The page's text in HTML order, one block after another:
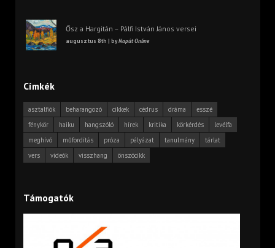
Ősz a Hargitán – Pálfi István János versei
augusztus 8th | byNapút Online
Címkék
asztalfiók beharangozó cikkek cédrus dráma
esszé
fénykör
haiku hangszóló hírek kritika körkérdés
levélfa
meghívó
műfordítás próza pályázat tanulmány
tárlat
vers
videók visszhang önszócikk
Támogatók